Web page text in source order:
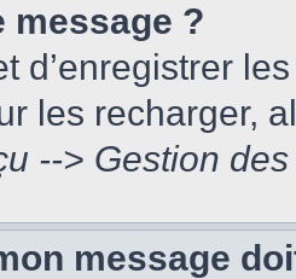
message ?
d’enregistrer
les recharger,
--> Gestion
message